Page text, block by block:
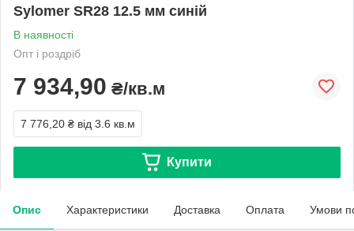
Sylomer SR28 12.5 мм синій
В наявності
Опт і роздріб
7 934,90 ₴/кв.м
7 776,20 ₴ від 3.6 кв.м
Купити
Опис Характеристики Доставка Оплата Умови